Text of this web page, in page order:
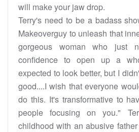
will make your jaw drop.
Terry's need to be a badass
Makeoverguy to unleash that
gorgeous woman who just
confidence to open up a
expected to look better, but I
good....I wish that everyone
do this. It's transformative to
people focusing on you."
childhood with an abusive